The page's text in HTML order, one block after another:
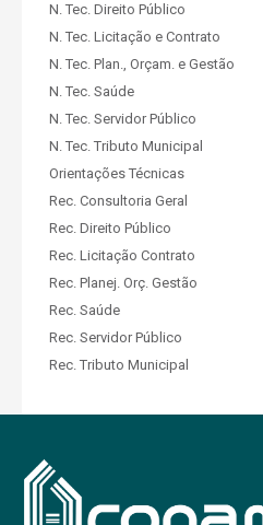
N. Tec. Direito Público
N. Tec. Licitação e Contrato
N. Tec. Plan., Orçam. e Gestão
N. Tec. Saúde
N. Tec. Servidor Público
N. Tec. Tributo Municipal
Orientações Técnicas
Rec. Consultoria Geral
Rec. Direito Público
Rec. Licitação Contrato
Rec. Planej. Orç. Gestão
Rec. Saúde
Rec. Servidor Público
Rec. Tributo Municipal